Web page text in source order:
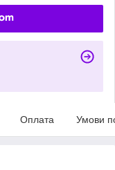
Оплата Умови